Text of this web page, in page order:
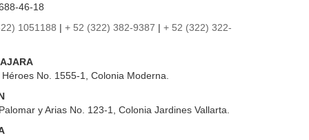
46-18
1051188 | + 52 (322) 382-9387 | + 52 (322) 322-
No. 1555-1, Colonia Moderna.
y Arias No. 123-1, Colonia Jardines Vallarta.